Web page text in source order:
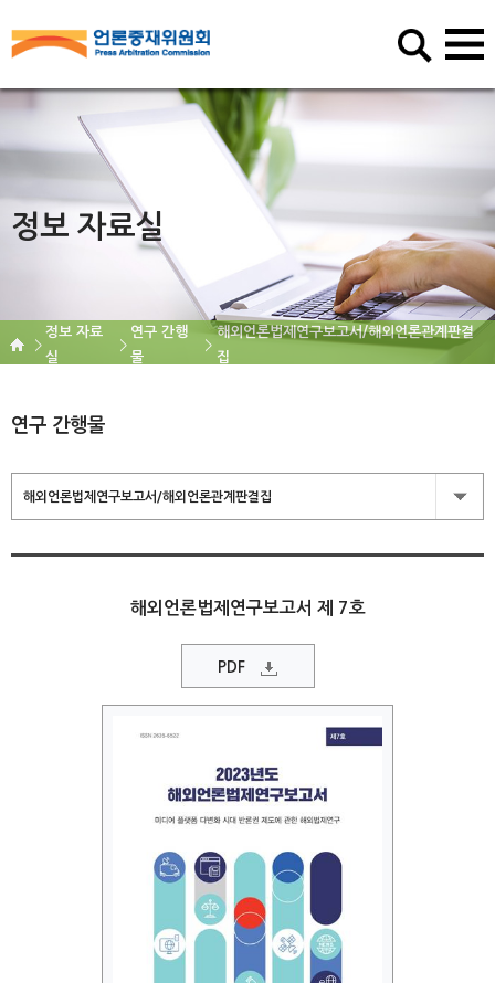
정보 자료실
정보 자료
실
연구 간행
물
해외언론법제연구보고서/해외언론관계판결
집
연구 간행물
해외언론법제연구보고서/해외언론관계판결집
해외언론법제연구보고서 제 7호
PDF